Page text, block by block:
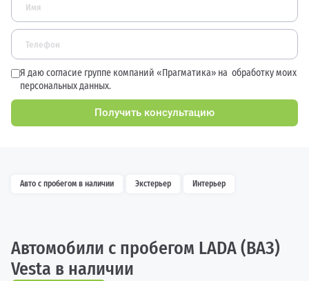
Я даю согласие группе компаний «Прагматика» на обработку моих
персональных данных.
Получить консультацию
Авто с пробегом в наличии Экстерьер Интерьер
Автомобили с пробегом LADA (ВАЗ)
Vesta в наличии